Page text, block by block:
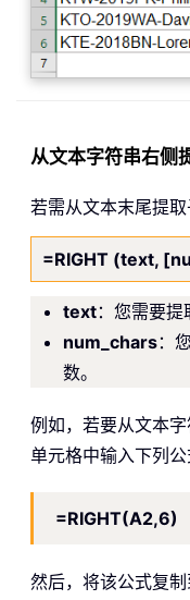
从文本字符串右侧
若需从文本末尾提取
=RIGHT (text,
text：您需要提
num_chars：
数。
例如，若要从文本
单元格中输入下列公
=RIGHT(A2,6)
然后，将该公式复